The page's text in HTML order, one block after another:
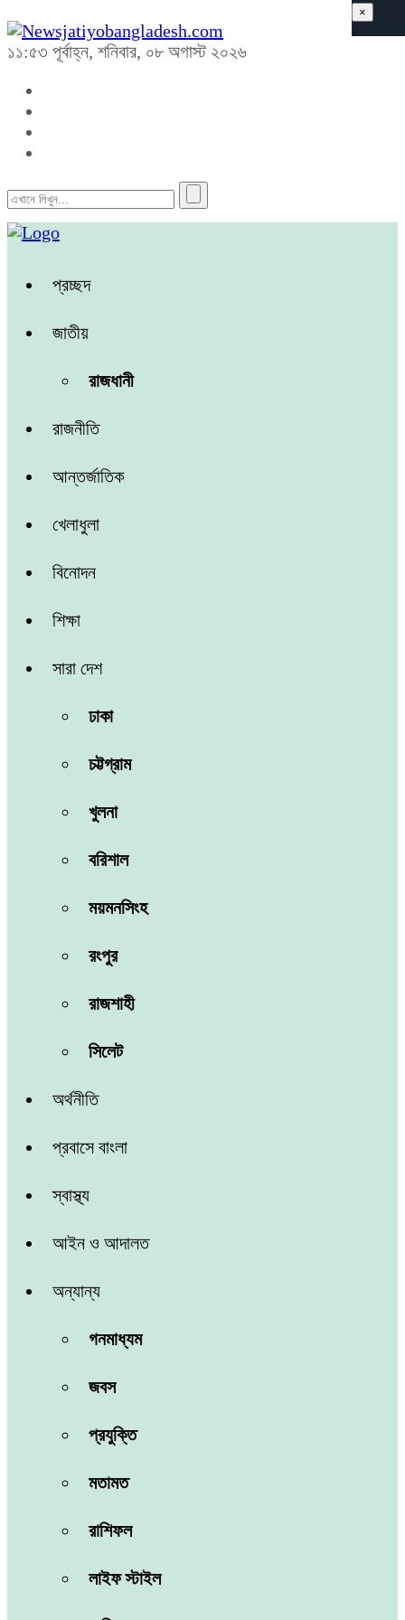
১১:৫৩ পূর্বাহ্ন, শনিবার, ০৮ অগাস্ট ২০২৬
প্রচ্ছদ
জাতীয়
রাজধানী
রাজনীতি
আন্তর্জাতিক
খেলাধুলা
বিনোদন
শিক্ষা
সারা দেশ
ঢাকা
চট্টগ্রাম
খুলনা
বরিশাল
ময়মনসিংহ
রংপুর
রাজশাহী
সিলেট
অর্থনীতি
প্রবাসে বাংলা
স্বাস্থ্য
আইন ও আদালত
অন্যান্য
গনমাধ্যম
জবস
প্রযুক্তি
মতামত
রাশিফল
লাইফ স্টাইল
×